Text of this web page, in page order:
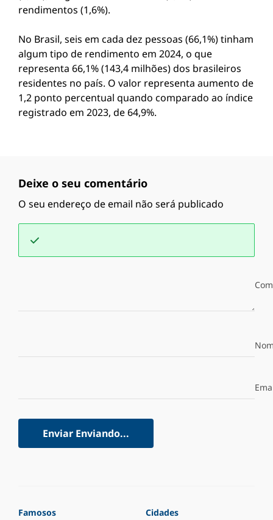
rendimentos (1,6%).
No Brasil, seis em cada dez pessoas (66,1%) tinham
algum tipo de rendimento em 2024, o que
representa 66,1% (143,4 milhões) dos brasileiros
residentes no país. O valor representa aumento de
1,2 ponto percentual quando comparado ao índice
registrado em 2023, de 64,9%.
Deixe o seu comentário
O seu endereço de email não será publicado
Enviar Enviando...
Famosos Cidades